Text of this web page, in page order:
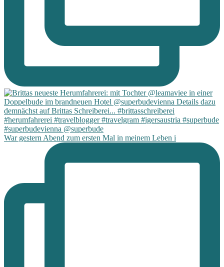
War gestern Abend zum ersten Mal in meinem Leben i